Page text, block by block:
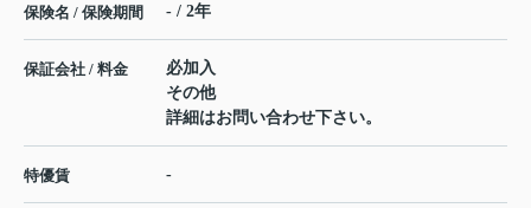
保険名 / 保険期間 - / 2年
保証会社 / 料金
必加入
その他
詳細はお問い合わせ下さい。
特優賃 -